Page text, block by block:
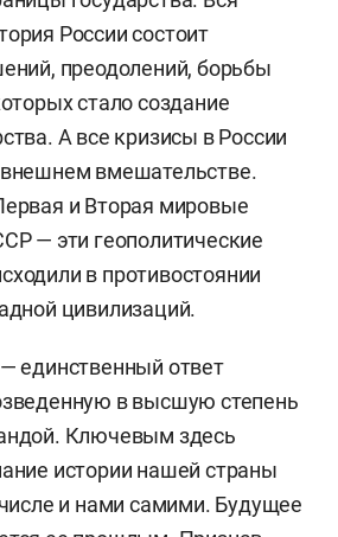
России состоит
преодолений, борьбы
стало создание
А все кризисы в России
внешнем вмешательстве.
и Вторая мировые
— эти геополитические
в противостоянии
цивилизаций.
единственный ответ
в высшую степень
Ключевым здесь
истории нашей страны
и нами самими. Будущее